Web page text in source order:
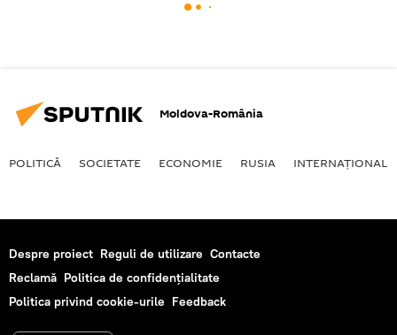
Moldova-România
POLITICĂ SOCIETATE ECONOMIE RUSIA INTERNAŢIONAL
Despre proiect Reguli de utilizare Contacte
Reclamă Politica de confidențialitate
Politica privind cookie-urile Feedback